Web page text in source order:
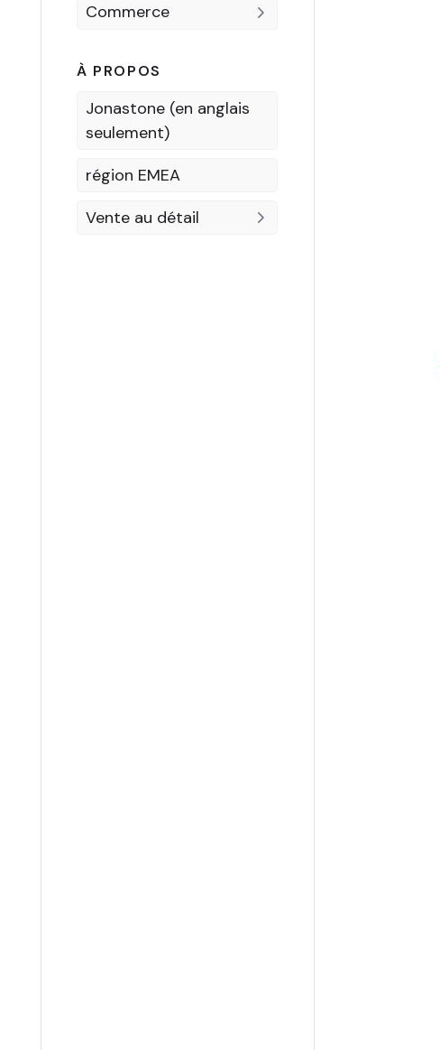
Commerce
À PROPOS
Jonastone (en anglais
seulement)
région EMEA
Vente au détail